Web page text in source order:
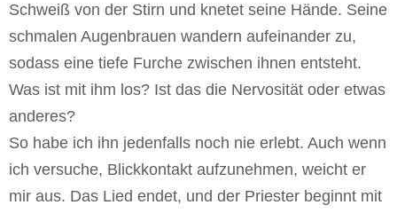
Schweiß von der Stirn und knetet seine Hände. Seine
schmalen Augenbrauen wandern aufeinander zu,
sodass eine tiefe Furche zwischen ihnen entsteht.
Was ist mit ihm los? Ist das die Nervosität oder etwas
anderes?
So habe ich ihn jedenfalls noch nie erlebt. Auch wenn
ich versuche, Blickkontakt aufzunehmen, weicht er
mir aus. Das Lied endet, und der Priester beginnt mit